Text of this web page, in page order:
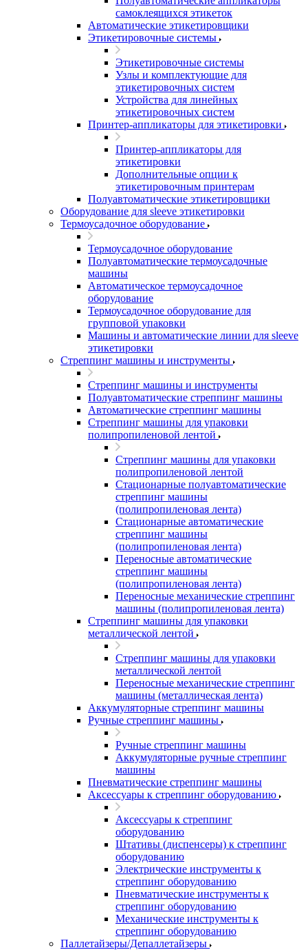
самоклеящихся этикеток
Автоматические этикетировщики
Этикетировочные системы
Этикетировочные системы
Узлы и комплектующие для
этикетировочных систем
Устройства для линейных
этикетировочных систем
Принтер-аппликаторы для этикетировки
Принтер-аппликаторы для
этикетировки
Дополнительные опции к
этикетировочным принтерам
Полуавтоматические этикетировщики
Оборудование для sleeve этикетировки
Термоусадочное оборудование
Термоусадочное оборудование
Полуавтоматические термоусадочные
машины
Автоматическое термоусадочное
оборудование
Термоусадочное оборудование для
групповой упаковки
Машины и автоматические линии для sleeve
этикетировки
Стреппинг машины и инструменты
Стреппинг машины и инструменты
Полуавтоматические стреппинг машины
Автоматические стреппинг машины
Стреппинг машины для упаковки
полипропиленовой лентой
Стреппинг машины для упаковки
полипропиленовой лентой
Стационарные полуавтоматические
стреппинг машины
(полипропиленовая лента)
Стационарные автоматические
стреппинг машины
(полипропиленовая лента)
Переносные автоматические
стреппинг машины
(полипропиленовая лента)
Переносные механические стреппинг
машины (полипропиленовая лента)
Стреппинг машины для упаковки
металлической лентой
Стреппинг машины для упаковки
металлической лентой
Переносные механические стреппинг
машины (металлическая лента)
Аккумуляторные стреппинг машины
Ручные стреппинг машины
Ручные стреппинг машины
Аккумуляторные ручные стреппинг
машины
Пневматические стреппинг машины
Аксессуары к стреппинг оборудованию
Аксессуары к стреппинг
оборудованию
Штативы (диспенсеры) к стреппинг
оборудованию
Электрические инструменты к
стреппинг оборудованию
Пневматические инструменты к
стреппинг оборудованию
Механические инструменты к
стреппинг оборудованию
Паллетайзеры/Депаллетайзеры